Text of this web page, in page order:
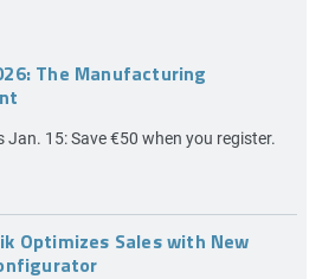
The Manufacturing
Jan. 15: Save €50 when you register.
Optimizes Sales with New